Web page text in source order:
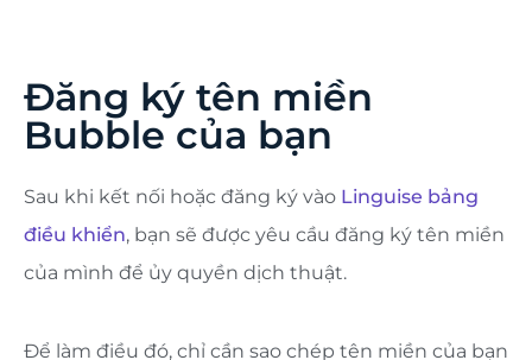
Đăng ký tên miền
Bubble của bạn
Sau khi kết nối hoặc đăng ký vào Linguise bảng
điều khiển, bạn sẽ được yêu cầu đăng ký tên miền
của mình để ủy quyền dịch thuật.
Để làm điều đó, chỉ cần sao chép tên miền của bạn